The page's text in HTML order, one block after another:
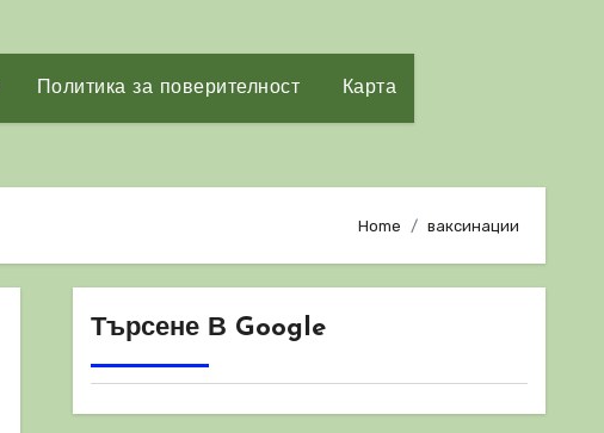
Политика за поверителност Карта
Home ваксинации
Търсене В Google